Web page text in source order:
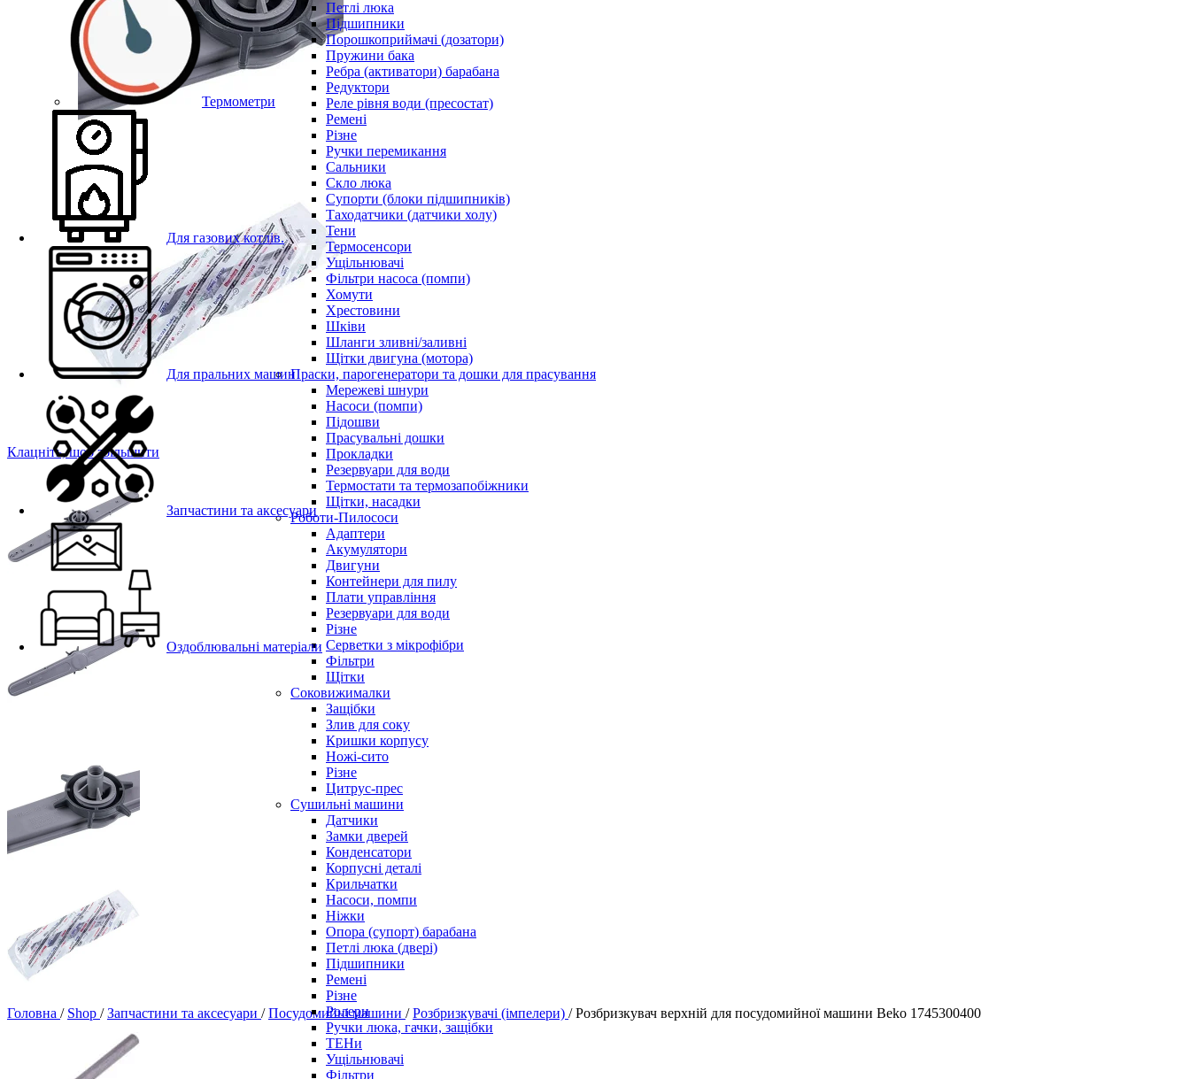
Петлі люка
Підшипники
Порошкоприймачі (дозатори)
Пружини бака
Ребра (активатори) барабана
Редуктори
Реле рівня води (пресостат)
Ремені
Різне
Ручки перемикання
Сальники
Скло люка
Супорти (блоки підшипників)
Таходатчики (датчики холу)
Тени
Термосенсори
Ущільнювачі
Фільтри насоса (помпи)
Хомути
Хрестовини
Шківи
Шланги зливні/заливні
Щітки двигуна (мотора)
Праски, парогенератори та дошки для прасування
Мережеві шнури
Насоси (помпи)
Підошви
Прасувальні дошки
Прокладки
Резервуари для води
Термостати та термозапобіжники
Щітки, насадки
Роботи-Пилососи
Адаптери
Акумулятори
Двигуни
Контейнери для пилу
Плати управління
Резервуари для води
Різне
Серветки з мікрофібри
Фільтри
Щітки
Соковижималки
Защібки
Злив для соку
Кришки корпусу
Ножі-сито
Різне
Цитрус-прес
Сушильні машини
Датчики
Замки дверей
Конденсатори
Корпусні деталі
Крильчатки
Насоси, помпи
Ніжки
Опора (супорт) барабана
Петлі люка (двері)
Підшипники
Ремені
Різне
Ролери
Ручки люка, гачки, защібки
ТЕНи
Ущільнювачі
Фільтри
Термометри
Для газових котлів.
Для пральних машин
Запчастини та аксесуари
Оздоблювальні матеріали
Клацніть, щоб збільшити
Головна / Shop / Запчастини та аксесуари / Посудомийні машини / Розбризкувачі (імпелери) / Розбризкувач верхній для посудомийної машини Beko 1745300400